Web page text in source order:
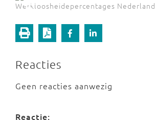
Werkloosheidepercentages Nederland
Reacties
Geen reacties aanwezig
Reactie: